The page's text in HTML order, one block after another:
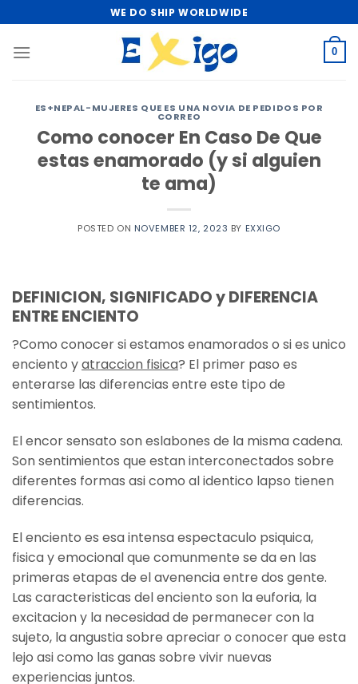
to
content
WE DO SHIP WORLDWIDE
0
ES+NEPAL-MUJERES QUE ES UNA NOVIA DE PEDIDOS POR
CORREO
Como conocer En Caso De Que
estas enamorado (y si alguien
te ama)
POSTED ON NOVEMBER 12, 2023 BY EXXIGO
DEFINICION, SIGNIFICADO y DIFERENCIA
ENTRE ENCIENTO
?Como conocer si estamos enamorados o si es unico
enciento yatraccion fisica? El primer paso es
enterarse las diferencias entre este tipo de
sentimientos.
El encor sensato son eslabones de la misma cadena.
Son sentimientos que estan interconectados sobre
diferentes formas asi­ como al identico lapso tienen
diferencias.
El enciento es esa intensa espectaculo psiquica,
fisica y emocional que comunmente se da en las
primeras etapas de el avenencia entre dos gente.
Las caracteristicas del enciento son la euforia, la
excitacion y la necesidad de permanecer con la
sujeto, la angustia sobre apreciar o conocer que esta
lejo asi­ como las ganas sobre vivir nuevas
experiencias juntos.